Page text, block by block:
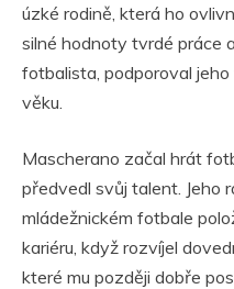
úzké rodině, která ho
silné hodnoty tvrdé práce
fotbalista, podporoval
věku.
Mascherano začal hrát
předvedl svůj talent. Jeho
mládežnickém fotbale
kariéru, když rozvíjel
které mu později dobře